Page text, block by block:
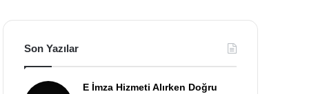
Son Yazılar
E İmza Hizmeti Alırken Doğru